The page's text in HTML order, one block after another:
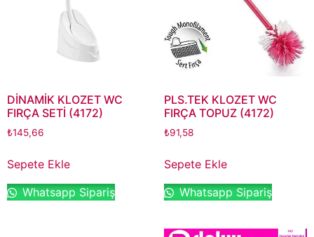
DİNAMİK KLOZET WC
FIRÇA SETİ (4172)
₺145,66
Sepete Ekle
Whatsapp Sipariş
PLS.TEK KLOZET WC
FIRÇA TOPUZ (4172)
₺91,58
Sepete Ekle
Whatsapp Sipariş